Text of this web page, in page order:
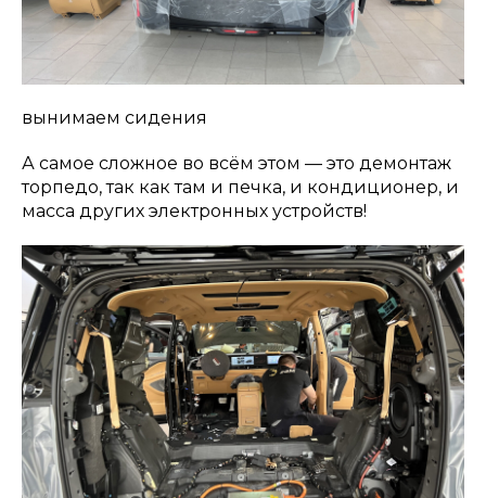
вынимаем сидения
А самое сложное во всём этом — это демонтаж
торпедо, так как там и печка, и кондиционер, и
масса других электронных устройств!